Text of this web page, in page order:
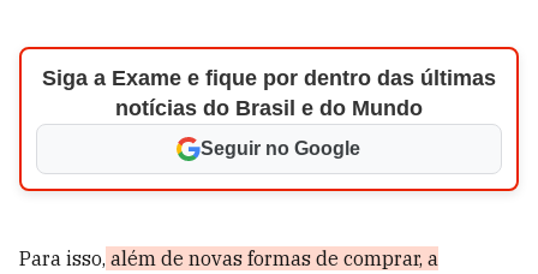
Siga a Exame e fique por dentro das últimas
notícias do Brasil e do Mundo
Seguir no Google
Para isso, além de novas formas de comprar, a